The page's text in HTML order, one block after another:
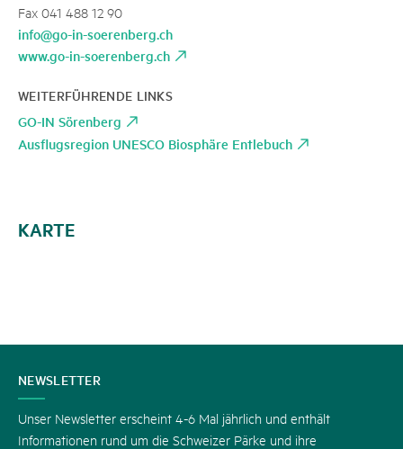
Fax 041 488 12 90
info@go-in-soerenberg.ch
www.go-in-soerenberg.ch
WEITERFÜHRENDE LINKS
GO-IN Sörenberg
Ausflugsregion UNESCO Biosphäre Entlebuch
KARTE
KONTAKT
NEWSLETTER
Unser Newsletter erscheint 4-6 Mal jährlich und enthält
Informationen rund um die Schweizer Pärke und ihre